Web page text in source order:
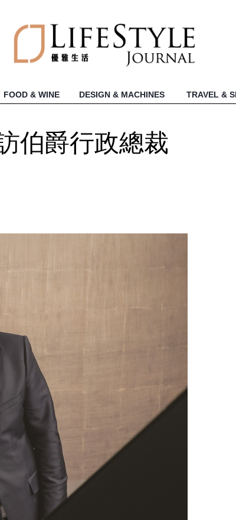
FOOD & WINE DESIGN & MACHINES TRAVEL &
伯爵行政總裁